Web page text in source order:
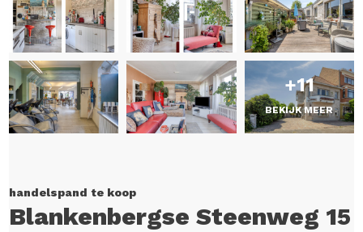
+11
BEKIJK MEER
handelspand te koop
Blankenbergse Steenweg 15